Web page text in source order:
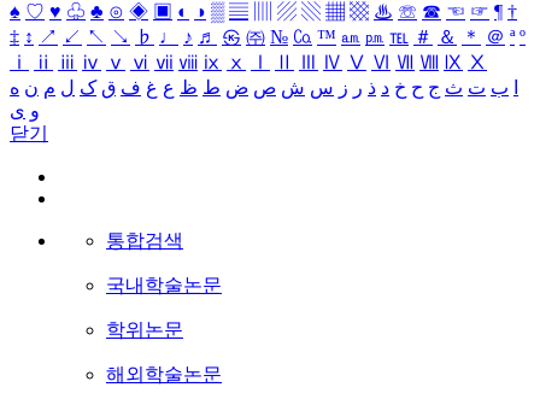
♠ ♡ ♥ ♧ ♣ ⊙ ◈ ▣ ◐ ◑ ▒ ▤ ▨ ▧ ▦ ▩ ♨ ☏ ☎ ☜ ☞ ¶ †
‡ ↕ ↗ ↙ ↖ ↘ ♭ ♩ ♪ ♬ ㉿ ㈜ № ㏇ ™ ㏂ ㏘ ℡ ＃ ＆ ＊ ＠ ª º
ⅰ
ⅱ ⅲ ⅳ ⅴ ⅵ ⅶ ⅷ ⅸ ⅹ Ⅳ Ⅴ Ⅵ Ⅶ Ⅷ Ⅸ Ⅹ
ب ت ث ج ح خ د ذ ر ز س ش ص ض ط ظ ع غ ف ق ک ل م ن ه
و ی
닫기
통합검색
국내학술논문
학위논문
해외학술논문